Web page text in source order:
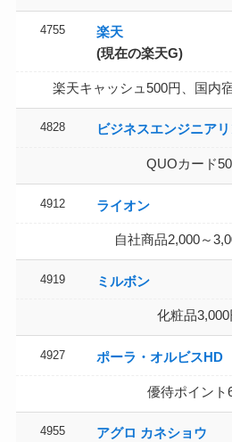
4755
楽天
(現在の楽天G)
楽天キャッシュ500円、国内
4828 ビジネスエンジニア
QUOカード
4912 ライオン
自社商品2,000～
4919 ミルボン
化粧品3,000
4927 ポーラ・オルビスHD
優待ポイント
4955 アグロ カネショウ